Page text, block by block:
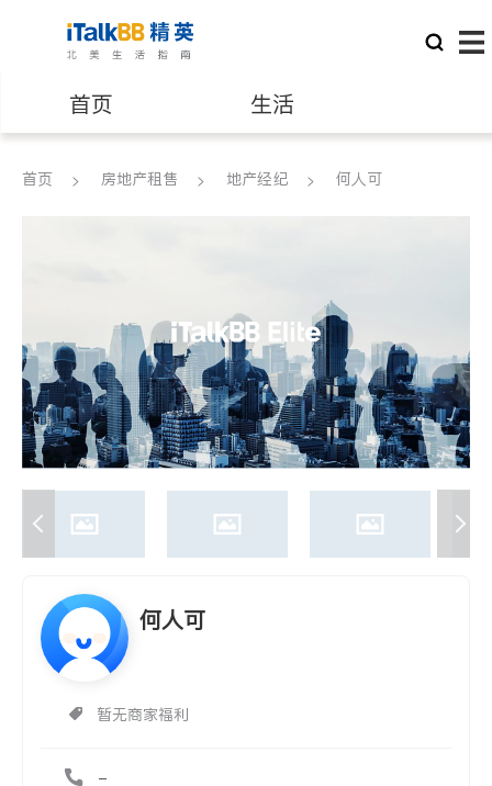
首页 生活
医生 律师
会计师
建筑装修
首页 房地产租售 地产经纪 何人可
何人可
暂无商家福利
-